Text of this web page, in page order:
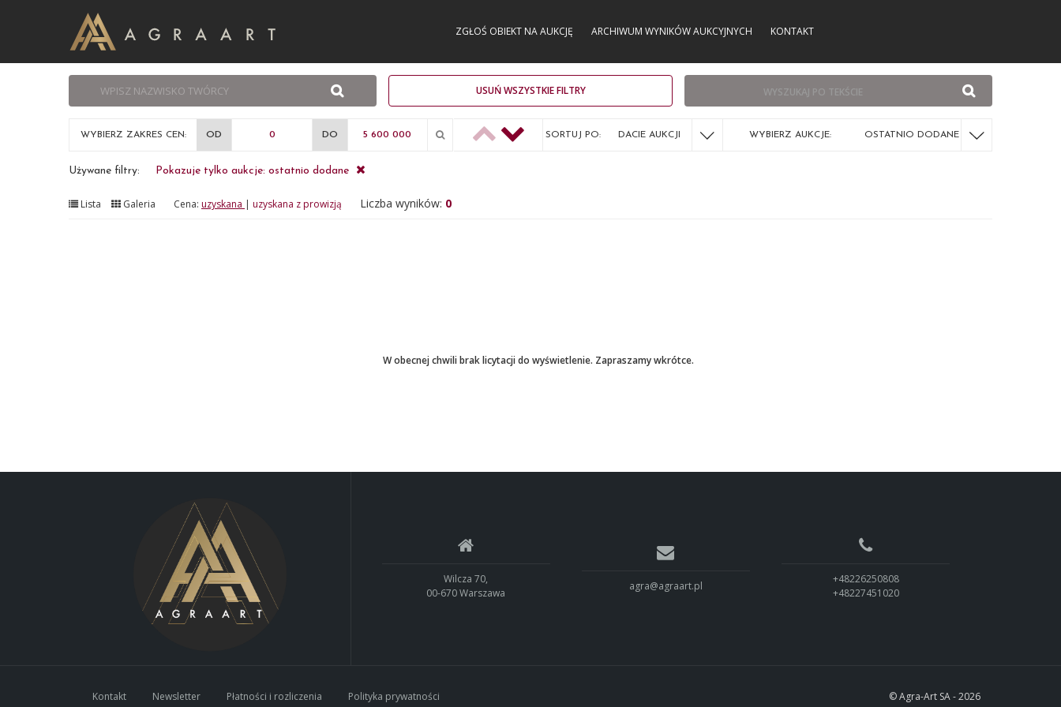
ZGŁOŚ OBIEKT NA AUKCJĘ ARCHIWUM WYNIKÓW AUKCYJNYCH KONTAKT
USUŃ WSZYSTKIE FILTRY
WYBIERZ ZAKRES CEN: OD DO SORTUJ PO: DACIE AUKCJI WYBIERZ AUKCJE: OSTATNIO DODANE
Używane filtry: Pokazuje tylko aukcje: ostatnio dodane
Lista Galeria Cena: uzyskana | uzyskana z prowizją Liczba wyników: 0
W obecnej chwili brak licytacji do wyświetlenie. Zapraszamy wkrótce.
Wilcza 70,
00-670 Warszawa
agra@agraart.pl
+48226250808
+48227451020
Kontakt Newsletter Płatności i rozliczenia Polityka prywatności © Agra-Art SA - 2026